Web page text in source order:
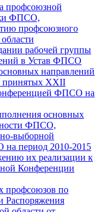
профсоюзной
ФПСО,
профсоюзного
рабочей группы
в Устав ФПСО
направлений
принятых XXII
ФПСО на
основных
ФПСО,
выборной
период 2010-2015
их реализации к
Конференции
профсоюзов по
Распоряжения